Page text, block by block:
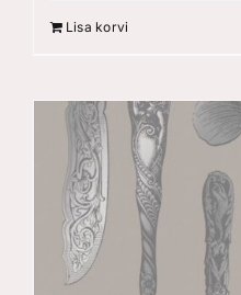
Lisa korvi